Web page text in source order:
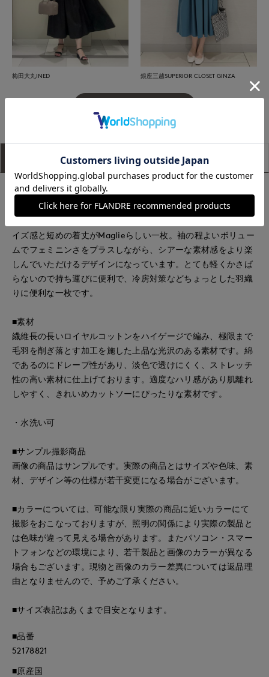
梅田大丸INED 銀座三越SUPERIOR CLOSET GINZA
アイテム説明 サイズ詳細 購入レビュー
■デザイン
暑い季節に大活躍するシアー素材のニットパーカー。ワンピー
イズ感と短めの着丈がMaglieらしい一枚。袖の程よいボリュー
ムでフェミニンさをプラスしながら、シアーな素材感をより楽
しんでいただけるデザインになっています。とても軽くかさば
らないので持ち運びに便利で、冷房対策などちょっとした羽織
りに便利な一枚です。
■素材
繊維長の長いロイヤルコットンをハイゲージで編み、極限まで
毛羽を削ぎ落とす加工を施した上品な光沢のある素材です。綿
であるのにドレープ性があり、淡色で透けにくく、ストレッチ
性の高い素材に仕上げております。適度なハリ感があり肌離れ
しやすく、きれいめカットソーにぴったりな素材です。
・水洗い可
■サンプル撮影商品
画像の商品はサンプルです。実際の商品とはサイズや色味、素
材、デザイン等の仕様が若干変更になる場合がございます。
■カラーについては、可能な限り実際の商品に近いカラーにて
撮影をおこなっておりますが、照明の関係により実際の製品と
は色味が違って見える場合があります。またパソコン・スマー
トフォンなどの環境により、若干製品と画像のカラーが異なる
場合もございます。現物と画像のカラー差異については返品理
由となりませんので、予めご了承ください。
■サイズ表記はあくまで目安となります。
■品番
52178821
■原産国